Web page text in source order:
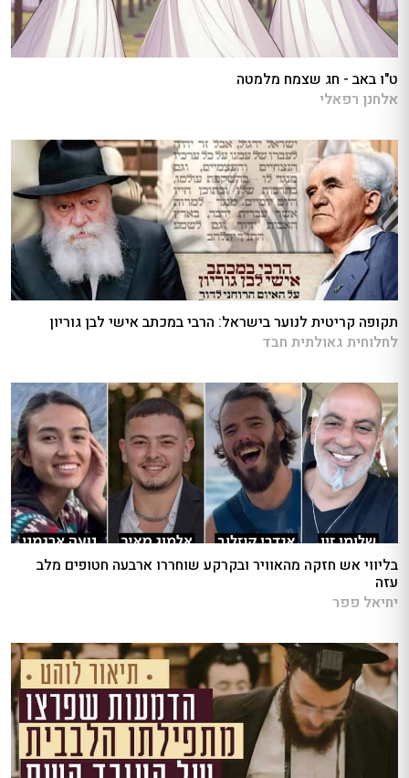
ט"ו באב - חג שצמח מלמטה
אלחנן רפאלי
תקופה קריטית לנוער בישראל: הרבי במכתב אישי לבן גוריון
לחלוחית גאולתית חבד
בליווי אש חזקה מהאוויר ובקרקע שוחררו ארבעה חטופים מלב
עזה
יחיאל פפר